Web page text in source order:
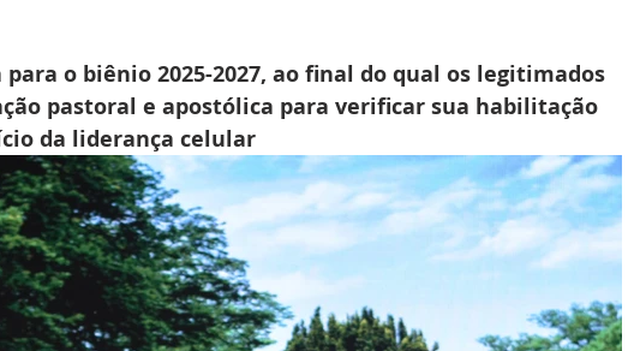
o biênio 2025-2027, ao final do qual os legitimados
pastoral e apostólica para verificar sua habilitação
da liderança celular